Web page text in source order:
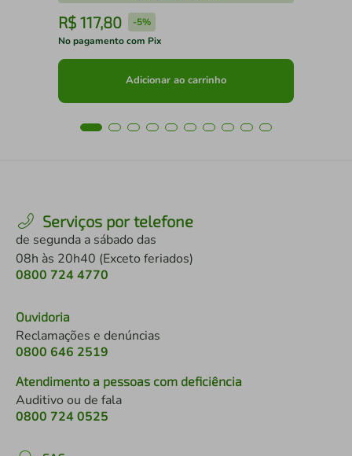
R$ 117,80 -5%
No pagamento com Pix
Adicionar ao carrinho
Serviços por telefone
de segunda a sábado das
08h às 20h40 (Exceto feriados)
0800 724 4770
Ouvidoria
Reclamações e denúncias
0800 646 2519
Atendimento a pessoas com deficiência
Auditivo ou de fala
0800 724 0525